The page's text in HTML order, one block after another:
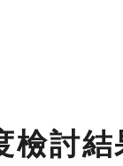
檢討